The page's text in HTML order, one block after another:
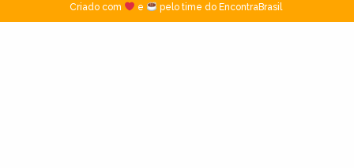
Criado com
e pelo time do EncontraBrasil